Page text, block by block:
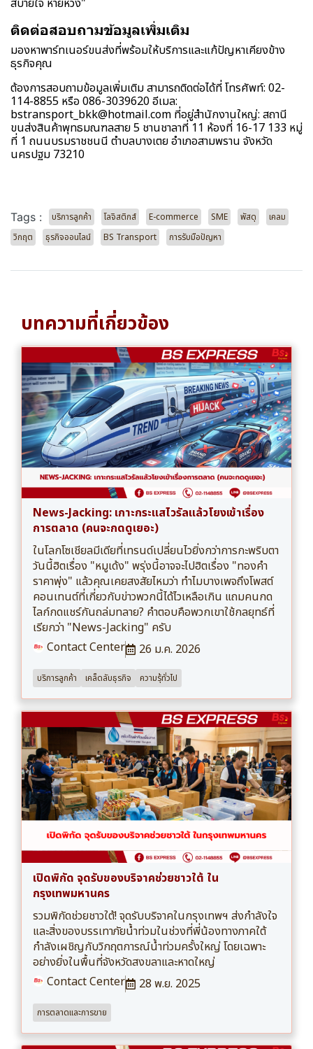
สบายใจ หายห่วง"
ติดต่อสอบถามข้อมูลเพิ่มเติม
มองหาพาร์ทเนอร์ขนส่งที่พร้อมให้บริการและแก้ปัญหาเคียงข้าง
ธุรกิจคุณ
ต้องการสอบถามข้อมูลเพิ่มเติม สามารถติดต่อได้ที่ โทรศัพท์: 02-
114-8855 หรือ 086-3039620 อีเมล:
bstransport_bkk@hotmail.com ที่อยู่สำนักงานใหญ่: สถานี
ขนส่งสินค้าพุทธมณฑลสาย 5 ชานชาลาที่ 11 ห้องที่ 16-17 133 หมู่
ที่ 1 ถนนบรมราชชนนี ตำบลบางเตย อำเภอสามพราน จังหวัด
นครปฐม 73210
Tags : บริการลูกค้า โลจิสติกส์ E-commerce SME พัสดุ
เคลม
วิกฤต
ธุรกิจออนไลน์ BS Transport การรับมือปัญหา
บทความที่เกี่ยวข้อง
News-Jacking: เกาะกระแสไวรัลแล้วโยงเข้าเรื่อง
การตลาด (คนจะกดดูเยอะ)
ในโลกโซเชียลมีเดียที่เทรนด์เปลี่ยนไวยิ่งกว่าการกะพริบตา
วันนี้ฮิตเรื่อง "หมูเด้ง" พรุ่งนี้อาจจะไปฮิตเรื่อง "ทองคำ
ราคาพุ่ง" แล้วคุณเคยสงสัยไหมว่า ทำไมบางเพจถึงโพสต์
คอนเทนต์ที่เกี่ยวกับข่าวพวกนี้ได้ไวเหลือเกิน แถมคนกด
ไลก์กดแชร์กันถล่มทลาย? คำตอบคือพวกเขาใช้กลยุทธ์ที่
เรียกว่า "News-Jacking" ครับ
Contact Center
26 ม.ค. 2026
บริการลูกค้า เคล็ดลับธุรกิจ ความรุ้ทั่วไป
เปิดพิกัด จุดรับของบริจาคช่วยชาวใต้ ใน
กรุงเทพมหานคร
รวมพิกัดช่วยชาวใต้! จุดรับบริจาคในกรุงเทพฯ ส่งกำลังใจ
และสิ่งของบรรเทาภัยน้ำท่วมในช่วงที่พี่น้องทางภาคใต้
กำลังเผชิญกับวิกฤตการณ์น้ำท่วมครั้งใหญ่ โดยเฉพาะ
อย่างยิ่งในพื้นที่จังหวัดสงขลาและหาดใหญ่
Contact Center
28 พ.ย. 2025
การตลาดและการขาย